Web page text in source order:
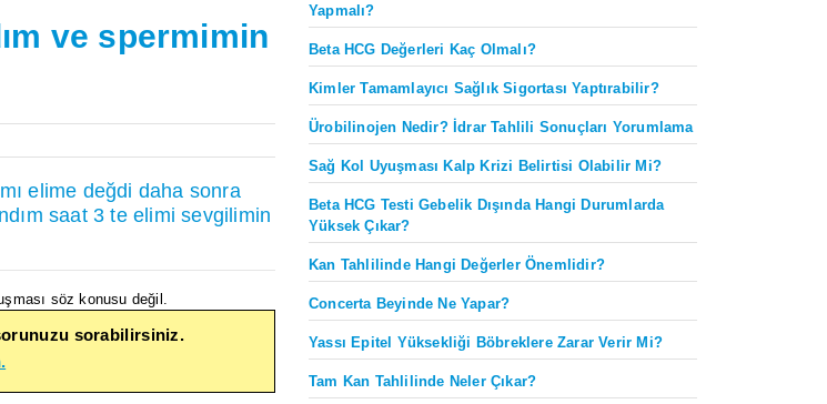
ve spermimin
elime değdi daha sonra
saat 3 te elimi sevgilimin
söz konusu değil.
sorabilirsiniz.
Yapmalı?
Beta HCG Değerleri Kaç Olmalı?
Kimler Tamamlayıcı Sağlık Sigortası Yaptırabilir?
Ürobilinojen Nedir? İdrar Tahlili Sonuçları Yorumlama
Sağ Kol Uyuşması Kalp Krizi Belirtisi Olabilir Mi?
Beta HCG Testi Gebelik Dışında Hangi Durumlarda
Yüksek Çıkar?
Kan Tahlilinde Hangi Değerler Önemlidir?
Concerta Beyinde Ne Yapar?
Yassı Epitel Yüksekliği Böbreklere Zarar Verir Mi?
Tam Kan Tahlilinde Neler Çıkar?